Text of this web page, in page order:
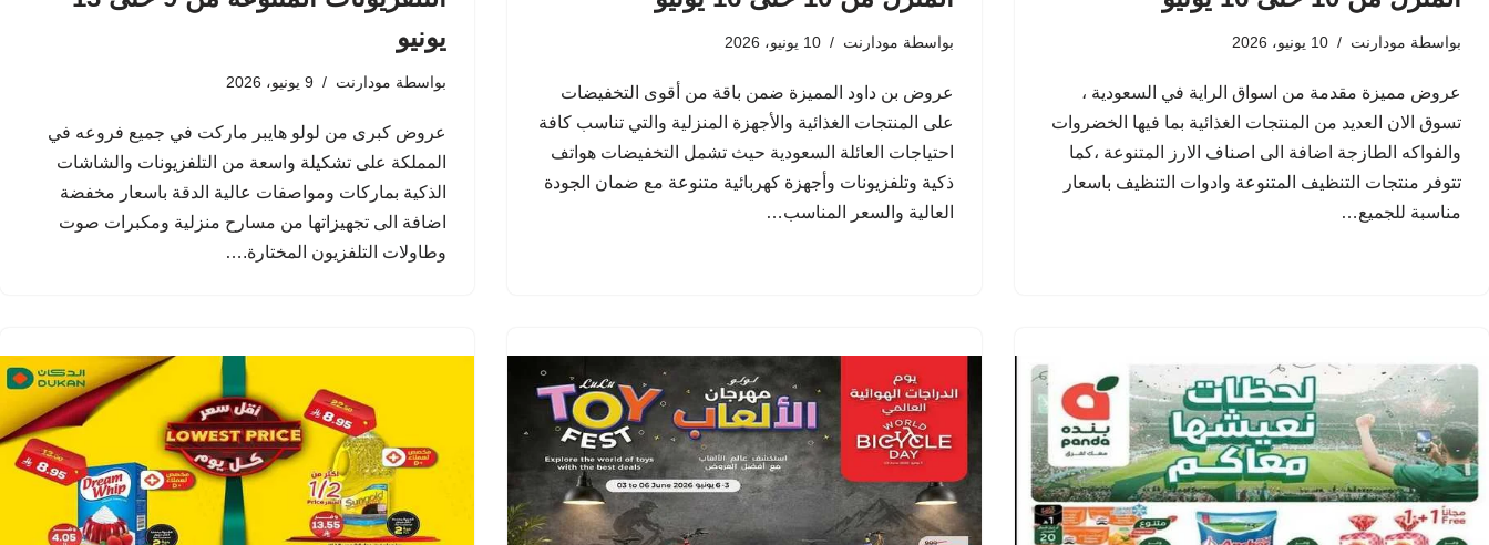
بواسطة مودارنت 10 يونيو، 2026
عروض مميزة مقدمة من اسواق الراية في السعودية ،
تسوق الان العديد من المنتجات الغذائية بما فيها الخضروات
والفواكه الطازجة اضافة الى اصناف الارز المتنوعة ،كما
تتوفر منتجات التنظيف المتنوعة وادوات التنظيف باسعار
مناسبة للجميع…
بواسطة مودارنت 10 يونيو، 2026
عروض بن داود المميزة ضمن باقة من أقوى التخفيضات
على المنتجات الغذائية والأجهزة المنزلية والتي تناسب كافة
احتياجات العائلة السعودية حيث تشمل التخفيضات هواتف
ذكية وتلفزيونات وأجهزة كهربائية متنوعة مع ضمان الجودة
العالية والسعر المناسب…
يونيو
بواسطة مودارنت 9 يونيو، 2026
عروض كبرى من لولو هايبر ماركت في جميع فروعه في
المملكة على تشكيلة واسعة من التلفزيونات والشاشات
الذكية بماركات ومواصفات عالية الدقة باسعار مخفضة
اضافة الى تجهيزاتها من مسارح منزلية ومكبرات صوت
وطاولات التلفزيون المختارة.…